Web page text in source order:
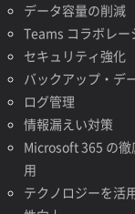
データ容量の削減
Teams コラボレー
セキュリティ強化
バックアップ・デ
ログ管理
情報漏えい対策
Microsoft 365 の徹
用
テクノロジーを活